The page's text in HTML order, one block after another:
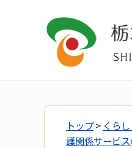
トップ> くら
護関係サービ